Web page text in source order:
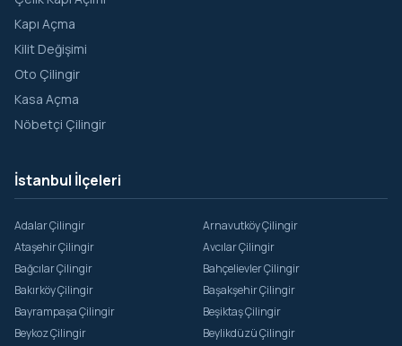
Kapı Açma
Kilit Değişimi
Oto Çilingir
Kasa Açma
Nöbetçi Çilingir
İstanbul İlçeleri
Adalar Çilingir
Arnavutköy Çilingir
Ataşehir Çilingir
Avcılar Çilingir
Bağcılar Çilingir
Bahçelievler Çilingir
Bakırköy Çilingir
Başakşehir Çilingir
Bayrampaşa Çilingir
Beşiktaş Çilingir
Beykoz Çilingir
Beylikdüzü Çilingir